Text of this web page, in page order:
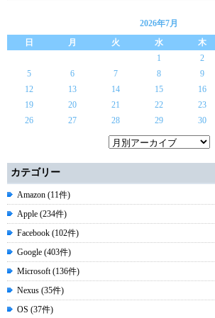
2026年7月
日
月 火 水 木
1
2
5
6 7 8 9
12
13 14 15 16
19
20 21 22 23
26
27 28 29 30
カテゴリー
Amazon (11件)
Apple (234件)
Facebook (102件)
Google (403件)
Microsoft (136件)
Nexus (35件)
OS (37件)